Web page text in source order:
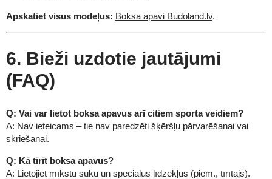
Apskatiet visus modeļus: Boksa apavi Budoland.lv.
6. Bieži uzdotie jautājumi
(FAQ)
Q: Vai var lietot boksa apavus arī citiem sporta veidiem?
A: Nav ieteicams – tie nav paredzēti šķēršļu pārvarēšanai vai
skriešanai.
Q: Kā tīrīt boksa apavus?
A: Lietojiet mīkstu suku un speciālus līdzekļus (piem., tīrītājs).